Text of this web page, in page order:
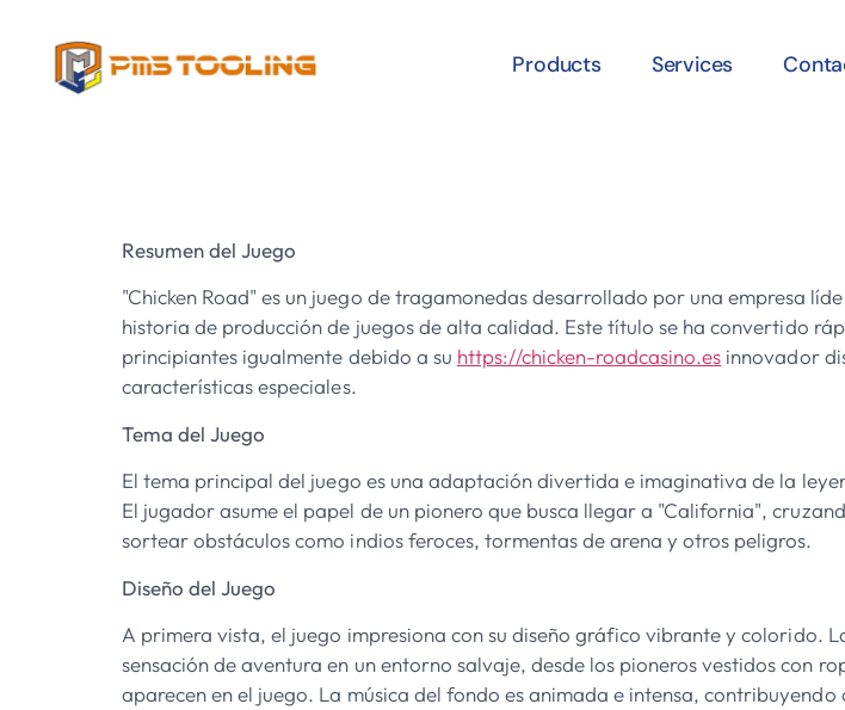
Products Services
Resumen del Juego
"Chicken Road" es un juego de tragamonedas desarrollado por una empresa
historia de producción de juegos de alta calidad. Este título se ha convertido
principiantes igualmente debido a su https://chicken-roadcasino.es innovador
características especiales.
Tema del Juego
El tema principal del juego es una adaptación divertida e imaginativa de la
El jugador asume el papel de un pionero que busca llegar a "California",
sortear obstáculos como indios feroces, tormentas de arena y otros peligros.
Diseño del Juego
A primera vista, el juego impresiona con su diseño gráfico vibrante y colorido.
sensación de aventura en un entorno salvaje, desde los pioneros vestidos con
aparecen en el juego. La música del fondo es animada e intensa,